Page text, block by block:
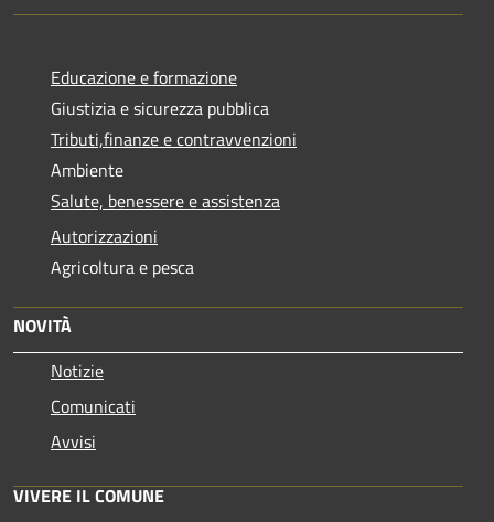
Educazione e formazione
Giustizia e sicurezza pubblica
Tributi,finanze e contravvenzioni
Ambiente
Salute, benessere e assistenza
Autorizzazioni
Agricoltura e pesca
NOVITÀ
Notizie
Comunicati
Avvisi
VIVERE IL COMUNE